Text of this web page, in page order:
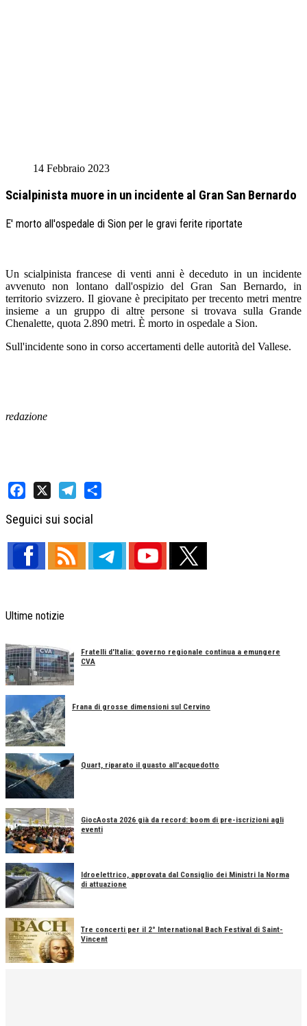
14 Febbraio 2023
Scialpinista muore in un incidente al Gran San Bernardo
E' morto all'ospedale di Sion per le gravi ferite riportate
Un scialpinista francese di venti anni è deceduto in un incidente
avvenuto non lontano dall'ospizio del Gran San Bernardo, in
territorio svizzero. Il giovane è precipitato per trecento metri mentre
insieme a un gruppo di altre persone si trovava sulla Grande
Chenalette, quota 2.890 metri. È morto in ospedale a Sion.
Sull'incidente sono in corso accertamenti delle autorità del Vallese.
redazione
Seguici sui social
Ultime notizie
Fratelli d'Italia: governo regionale continua a emungere
CVA
Frana di grosse dimensioni sul Cervino
Quart, riparato il guasto all'acquedotto
GiocAosta 2026 già da record: boom di pre-iscrizioni agli
eventi
Idroelettrico, approvata dal Consiglio dei Ministri la Norma
di attuazione
Tre concerti per il 2° International Bach Festival di Saint-
Vincent